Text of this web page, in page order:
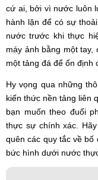
cứ ai, bởi vì nước luôn
hành lặn để có sự
nước trước khi thực
máy ảnh bằng một
một tảng đá để ổn định
Hy vọng qua những
kiến thức nền tảng liên
bạn muốn theo đuổi
thực sự chính xác.
quên các quy tắc về bố
bức hình dưới nước